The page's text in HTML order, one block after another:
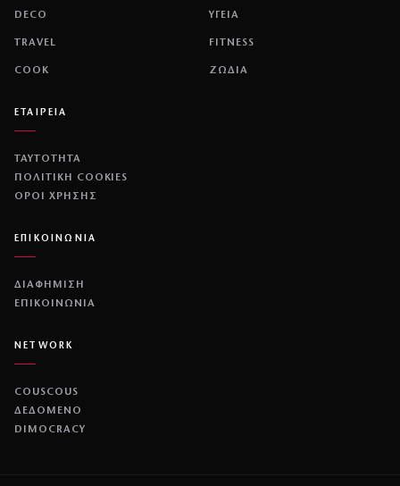
DECO ΥΓΕΙΑ
TRAVEL FITNESS
COOK ΖΩΔΙΑ
ΕΤΑΙΡΕΙΑ
ΤΑΥΤΟΤΗΤΑ
ΠΟΛΙΤΙΚΉ COOKIES
ΌΡΟΙ ΧΡΉΣΗΣ
ΕΠΙΚΟΙΝΩΝΙΑ
ΔΙΑΦΗΜΙΣΗ
ΕΠΙΚΟΙΝΩΝΙΑ
NETWORK
COUSCOUS
ΔΕΔΟΜΕΝΟ
DIMOCRACY